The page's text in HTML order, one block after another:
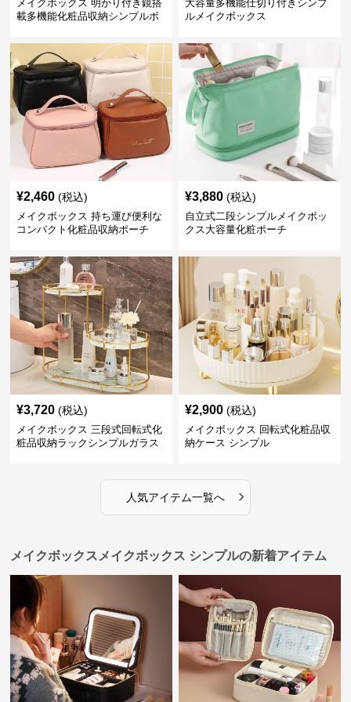
メイクボックス 明かり付き鏡搭
載多機能化粧品収納シンプルボ
大容量多機能仕切り付きシンプ
ルメイクボックス
¥2,460 (税込)
メイクボックス 持ち運び便利な
コンパクト化粧品収納ポーチ
¥3,880 (税込)
自立式二段シンプルメイクボッ
クス大容量化粧ポーチ
¥3,720 (税込)
メイクボックス 三段式回転式化
粧品収納ラックシンプルガラス
¥2,900 (税込)
メイクボックス 回転式化粧品収
納ケース シンプル
人気アイテム一覧へ ›
メイクボックスメイクボックス シンプルの新着アイテム